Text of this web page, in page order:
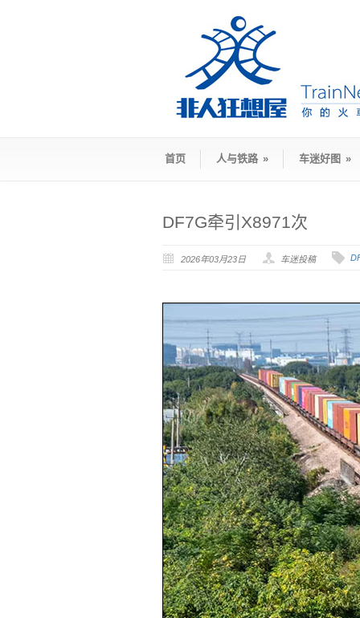
首页 人与铁路 » 车迷好图 »
DF7G牵引X8971次
2026年03月23日 车迷投稿